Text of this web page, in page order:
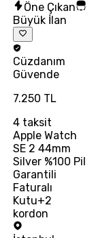
Öne Çıkan
Büyük İlan
Cüzdanım
Güvende
7.250 TL
4 taksit
Apple Watch
SE 2 44mm
Silver %100 Pil
Garantili
Faturalı
Kutu+2
kordon